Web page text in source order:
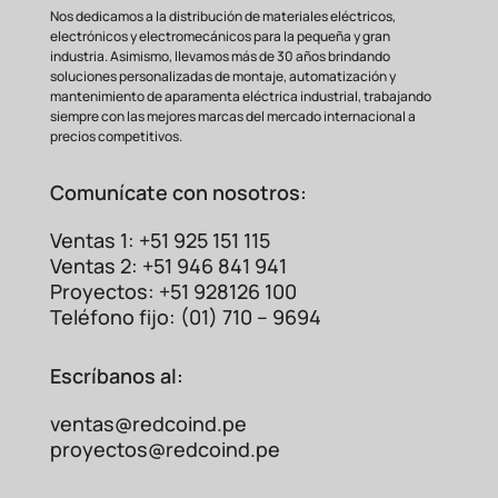
iluminación con cargas resistivas.
Comparativa: SSR G3NA vs.
RelevadorElectromecánico
Nos dedicamos a la distribución de materiales eléctricos,
electrónicos y electromecánicos para la pequeña y gran
industria. Asimismo, llevamos más de 30 años brindando
soluciones personalizadas de montaje, automatización y
mantenimiento de aparamenta eléctrica industrial, trabajando
siempre con las mejores marcas del mercado internacional a
precios competitivos.
Comunícate con nosotros:
Ventas 1: +51 925 151 115
Ventas 2: +51 946 841 941
Proyectos: +51 928126 100
Teléfono fijo: (01) 710 – 9694
Escríbanos al:
ventas@redcoind.pe
proyectos@redcoind.pe